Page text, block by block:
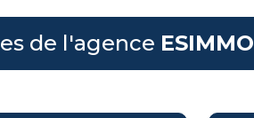
de l'agence ESIMMO